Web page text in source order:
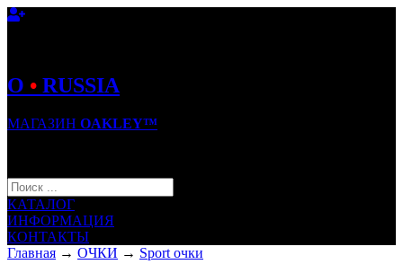
O • RUSSIA
МАГАЗИН OAKLEY™
КАТАЛОГ
ИНФОРМАЦИЯ
КОНТАКТЫ
Главная → ОЧКИ → Sport очки